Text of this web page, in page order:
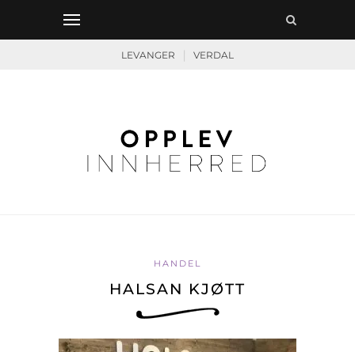
LEVANGER | VERDAL
HANDEL
HALSAN KJØTT